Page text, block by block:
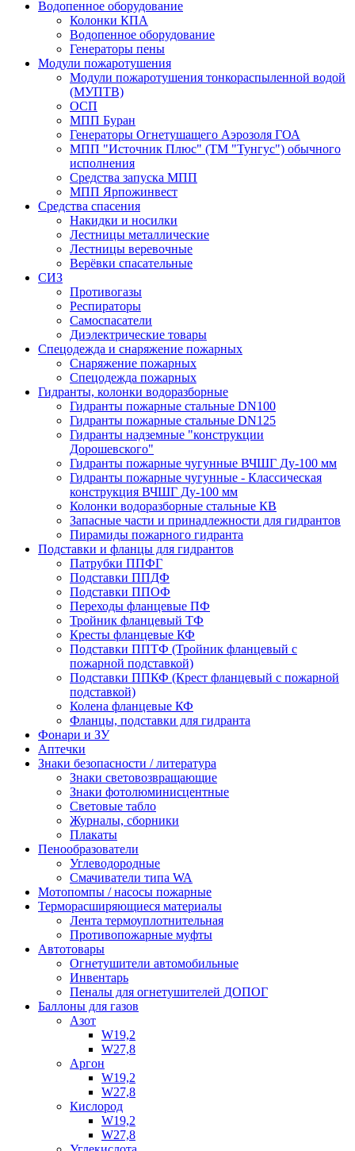
Водопенное оборудование
Колонки КПА
Водопенное оборудование
Генераторы пены
Модули пожаротушения
Модули пожаротушения тонкораспыленной водой
(МУПТВ)
ОСП
МПП Буран
Генераторы Огнетушащего Аэрозоля ГОА
МПП "Источник Плюс" (ТМ "Тунгус") обычного
исполнения
Средства запуска МПП
МПП Ярпожинвест
Средства спасения
Накидки и носилки
Лестницы металлические
Лестницы веревочные
Верёвки спасательные
СИЗ
Противогазы
Респираторы
Самоспасатели
Диэлектрические товары
Спецодежда и снаряжение пожарных
Снаряжение пожарных
Спецодежда пожарных
Гидранты, колонки водоразборные
Гидранты пожарные стальные DN100
Гидранты пожарные стальные DN125
Гидранты надземные "конструкции
Дорошевского"
Гидранты пожарные чугунные ВЧШГ Ду-100 мм
Гидранты пожарные чугунные - Классическая
конструкция ВЧШГ Ду-100 мм
Колонки водоразборные стальные КВ
Запасные части и принадлежности для гидрантов
Пирамиды пожарного гидранта
Подставки и фланцы для гидрантов
Патрубки ППФГ
Подставки ППДФ
Подставки ППОФ
Переходы фланцевые ПФ
Тройник фланцевый ТФ
Кресты фланцевые КФ
Подставки ППТФ (Тройник фланцевый с
пожарной подставкой)
Подставки ППКФ (Крест фланцевый с пожарной
подставкой)
Колена фланцевые КФ
Фланцы, подставки для гидранта
Фонари и ЗУ
Аптечки
Знаки безопасности / литература
Знаки световозвращающие
Знаки фотолюминисцентные
Световые табло
Журналы, сборники
Плакаты
Пенообразователи
Углеводородные
Смачиватели типа WA
Мотопомпы / насосы пожарные
Терморасширяющиеся материалы
Лента термоуплотнительная
Противопожарные муфты
Автотовары
Огнетушители автомобильные
Инвентарь
Пеналы для огнетушителей ДОПОГ
Баллоны для газов
Азот
W19,2
W27,8
Аргон
W19,2
W27,8
Кислород
W19,2
W27,8